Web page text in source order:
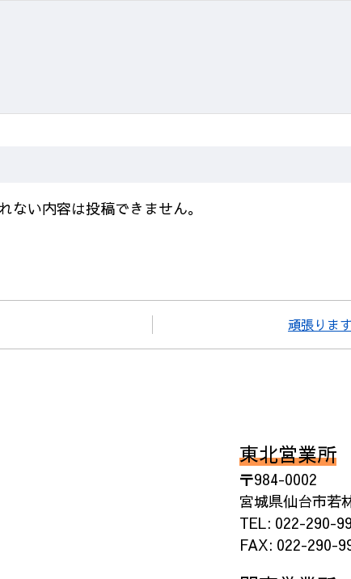
ない内容は投稿できません。
頑張ります
東北営業所
〒984-0002
宮城県仙台市若
TEL: 022-290-
FAX: 022-290-